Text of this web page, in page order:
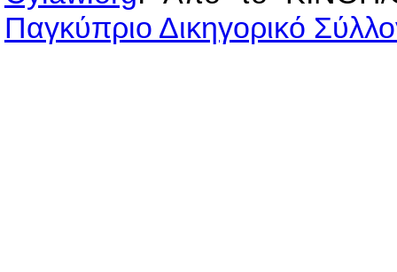
Παγκύπριο Δικηγορικό